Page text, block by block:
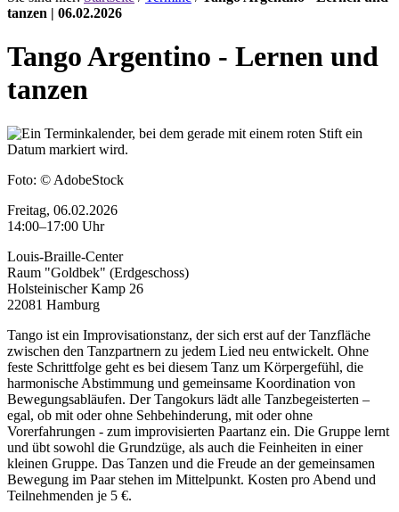
tanzen | 06.02.2026
Tango Argentino - Lernen und
tanzen
Foto: © AdobeStock
Freitag, 06.02.2026
14:00–17:00 Uhr
Louis-Braille-Center
Raum "Goldbek" (Erdgeschoss)
Holsteinischer Kamp 26
22081 Hamburg
Tango ist ein Improvisationstanz, der sich erst auf der Tanzfläche
zwischen den Tanzpartnern zu jedem Lied neu entwickelt. Ohne
feste Schrittfolge geht es bei diesem Tanz um Körpergefühl, die
harmonische Abstimmung und gemeinsame Koordination von
Bewegungsabläufen. Der Tangokurs lädt alle Tanzbegeisterten –
egal, ob mit oder ohne Sehbehinderung, mit oder ohne
Vorerfahrungen - zum improvisierten Paartanz ein. Die Gruppe lernt
und übt sowohl die Grundzüge, als auch die Feinheiten in einer
kleinen Gruppe. Das Tanzen und die Freude an der gemeinsamen
Bewegung im Paar stehen im Mittelpunkt. Kosten pro Abend und
Teilnehmenden je 5 €.